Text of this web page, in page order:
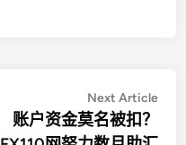
Next Article
账户资金莫名被扣？